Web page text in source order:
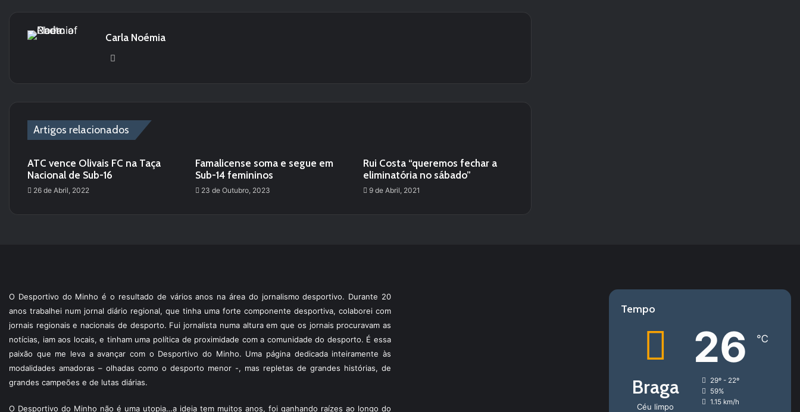
Carla Noémia
Artigos relacionados
ATC vence Olivais FC na Taça
Nacional de Sub-16
26 de Abril, 2022
Famalicense soma e segue em
Sub-14 femininos
23 de Outubro, 2023
Rui Costa “queremos fechar a
eliminatória no sábado”
9 de Abril, 2021
O Desportivo do Minho é o resultado de vários anos na área do jornalismo desportivo. Durante 20
anos trabalhei num jornal diário regional, que tinha uma forte componente desportiva, colaborei com
jornais regionais e nacionais de desporto. Fui jornalista numa altura em que os jornais procuravam as
notícias, iam aos locais, e tinham uma política de proximidade com a comunidade do desporto. É essa
paixão que me leva a avançar com o Desportivo do Minho. Uma página dedicada inteiramente às
modalidades amadoras – olhadas como o desporto menor -, mas repletas de grandes histórias, de
grandes campeões e de lutas diárias.
O Desportivo do Minho não é uma utopia…a ideia tem muitos anos, foi ganhando raízes ao longo do
Tempo
Braga
Céu limpo
26 ℃
29º - 22º
59%
1.15 km/h